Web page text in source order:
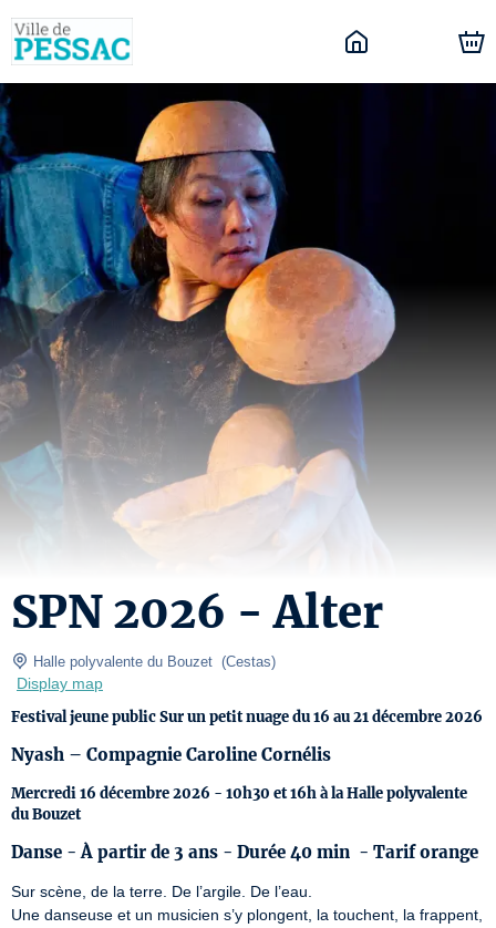
SPN 2026 - Alter
Halle polyvalente du Bouzet (Cestas)
Display map
Festival jeune public Sur un petit nuage du 16 au 21 décembre 2026
Nyash – Compagnie Caroline Cornélis
Mercredi 16 décembre 2026 - 10h30 et 16h à la Halle polyvalente
du Bouzet
Danse - À partir de 3 ans - Durée 40 min - Tarif orange
Sur scène, de la terre. De l’argile. De l’eau.
Une danseuse et un musicien s’y plongent, la touchent, la frappent,